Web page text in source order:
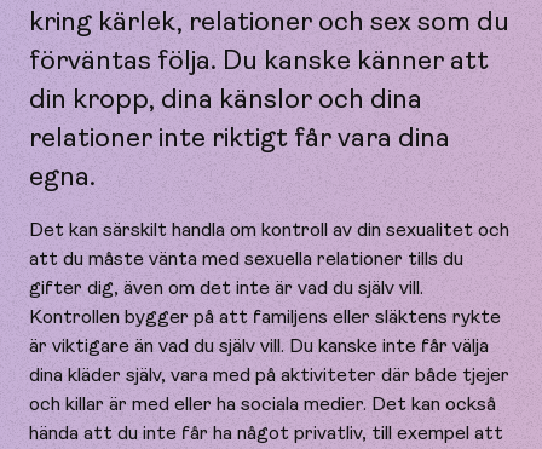
kring kärlek, relationer och sex som du
förväntas följa. Du kanske känner att
din kropp, dina känslor och dina
relationer inte riktigt får vara dina
egna.
Det kan särskilt handla om kontroll av din sexualitet och
att du måste vänta med sexuella relationer tills du
gifter dig, även om det inte är vad du själv vill.
Kontrollen bygger på att familjens eller släktens rykte
är viktigare än vad du själv vill. Du kanske inte får välja
dina kläder själv, vara med på aktiviteter där både tjejer
och killar är med eller ha sociala medier. Det kan också
hända att du inte får ha något privatliv, till exempel att